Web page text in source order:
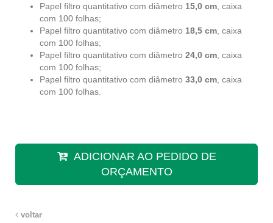
Papel filtro quantitativo com diâmetro 15,0 cm , caixa
com 100 folhas;
Papel filtro quantitativo com diâmetro 18,5 cm , caixa
com 100 folhas;
Papel filtro quantitativo com diâmetro 24,0 cm , caixa
com 100 folhas;
Papel filtro quantitativo com diâmetro 33,0 cm , caixa
com 100 folhas.
ADICIONAR AO PEDIDO DE
ORÇAMENTO
voltar